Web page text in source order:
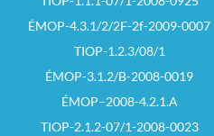
ÉMOP-4.3.1/2/2F-2f-2009-0007
TIOP-1.2.3/08/1
ÉMOP-3.1.2/B-2008-0019
ÉMOP–2008-4.2.1.A
TIOP-2.1.2-07/1-2008-0023